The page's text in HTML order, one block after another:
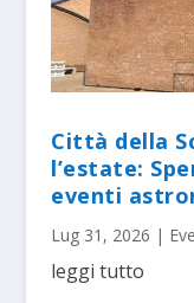
Città della
l’estate:
eventi
Lug 31, 2026 |
leggi tutto